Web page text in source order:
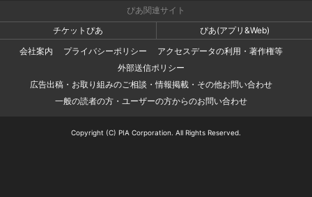
ぴあ関連サイト
チケットぴあ
ぴあ(アプリ&Web)
会社案内
プライバシーポリシー
アクセスデータの利用・著作権等
外部送信ポリシー
広告出稿・お取り組みのご相談・情報掲載・その他お問い合わせ
一般の読者の方・ユーザーの方からのお問い合わせ
Copyright (C) PIA Corporation. All Rights Reserved.